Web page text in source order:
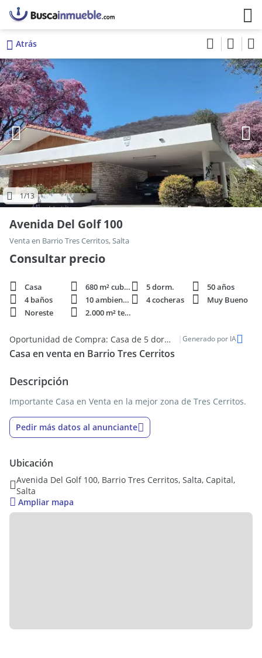
Atrás
1/13
Avenida Del Golf 100
Venta en Barrio Tres Cerritos, Salta
Consultar precio
Casa 680 m² cubie. 5 dorm.
50 años
4 baños
10 ambientes 4 cocheras
Muy Bueno
Noreste
2.000 m² terren.
Oportunidad de Compra: Casa de 5 dormitorios, 4 cocheras en Barrio Tres Cerritos, Salta | Generado por IA
Casa en venta en Barrio Tres Cerritos
Descripción
Importante Casa en Venta en la mejor zona de Tres Cerritos.
Pedir más datos al anunciante
Ubicación
Avenida Del Golf 100, Barrio Tres Cerritos, Salta, Capital,
Salta
Ampliar mapa